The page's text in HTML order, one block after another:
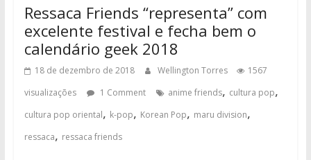
Ressaca Friends “representa” com
excelente festival e fecha bem o
calendário geek 2018
18 de dezembro de 2018 Wellington Torres
1567
visualizações
1 Comment anime friends, cultura pop,
cultura pop oriental, k-pop, Korean Pop, maru division,
ressaca, ressaca friends